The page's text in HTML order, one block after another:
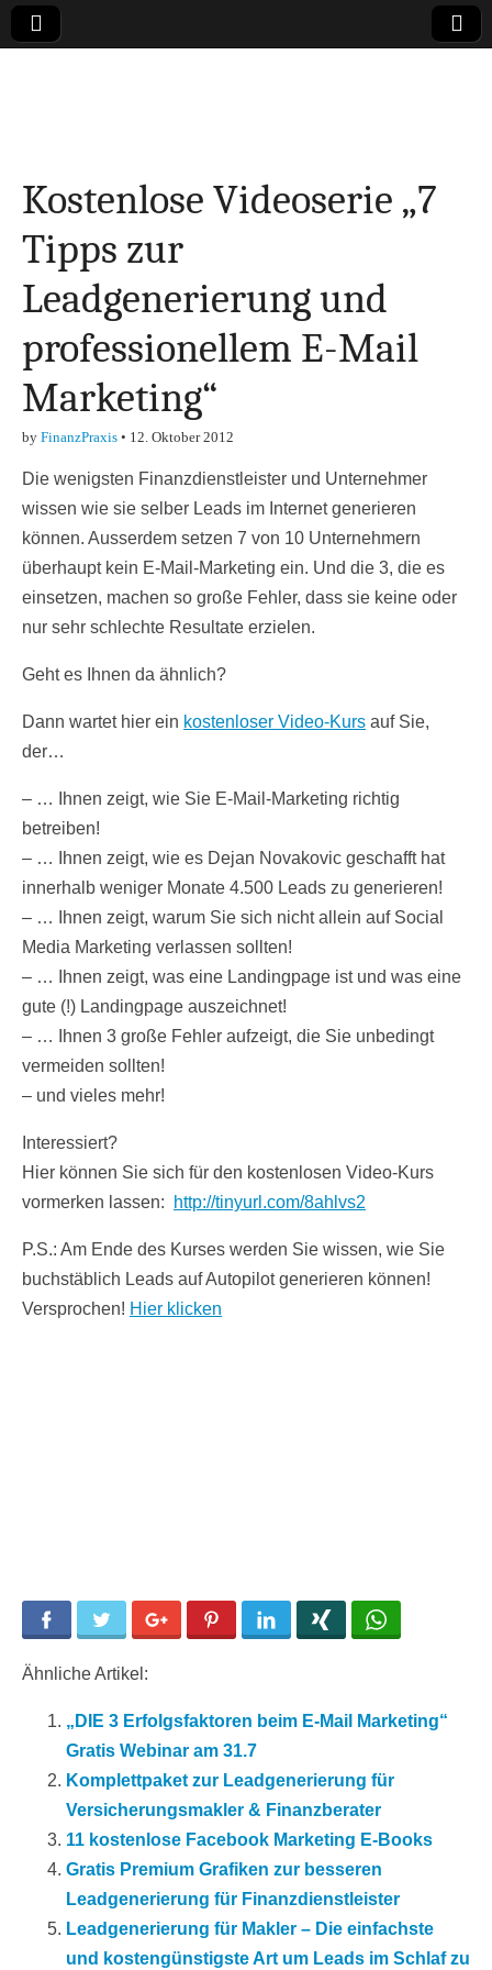
Finanzen,
Marketing-, Vertrieb-
& Investment-Tipps
Kostenlose Videoserie „7
Tipps zur
Leadgenerierung und
professionellem E-Mail
Marketing“
by FinanzPraxis • 12. Oktober 2012
Die wenigsten Finanzdienstleister und Unternehmer
wissen wie sie selber Leads im Internet generieren
können. Ausserdem setzen 7 von 10 Unternehmern
überhaupt kein E-Mail-Marketing ein. Und die 3, die es
einsetzen, machen so große Fehler, dass sie keine oder
nur sehr schlechte Resultate erzielen.
Geht es Ihnen da ähnlich?
Dann wartet hier ein kostenloser Video-Kurs auf Sie,
der…
– … Ihnen zeigt, wie Sie E-Mail-Marketing richtig
betreiben!
– … Ihnen zeigt, wie es Dejan Novakovic geschafft hat
innerhalb weniger Monate 4.500 Leads zu generieren!
– … Ihnen zeigt, warum Sie sich nicht allein auf Social
Media Marketing verlassen sollten!
– … Ihnen zeigt, was eine Landingpage ist und was eine
gute (!) Landingpage auszeichnet!
– … Ihnen 3 große Fehler aufzeigt, die Sie unbedingt
vermeiden sollten!
– und vieles mehr!
Interessiert?
Hier können Sie sich für den kostenlosen Video-Kurs
vormerken lassen:
http://tinyurl.com/8ahlvs2
P.S.: Am Ende des Kurses werden Sie wissen, wie Sie
buchstäblich Leads auf Autopilot generieren können!
Versprochen! Hier klicken
Facebook Twitter Google+ Pinterest LinkedIn
Ähnliche Artikel:
„DIE 3 Erfolgsfaktoren beim E-Mail Marketing“
Gratis Webinar am 31.7
Komplettpaket zur Leadgenerierung für
Versicherungsmakler & Finanzberater
11 kostenlose Facebook Marketing E-Books
Gratis Premium Grafiken zur besseren
Leadgenerierung für Finanzdienstleister
Leadgenerierung für Makler – Die einfachste
und kostengünstigste Art um Leads im Schlaf zu